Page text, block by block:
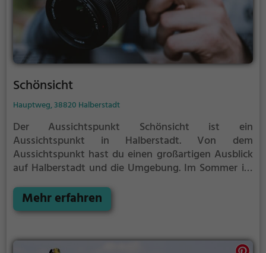
Schönsicht
Hauptweg, 38820 Halberstadt
Der Aussichtspunkt Schönsicht ist ein
Aussichtspunkt in Halberstadt. Von dem
Aussichtspunkt hast du einen großartigen Ausblick
auf Halberstadt und die Umgebung. Im Sommer ist
Ausflugsziel für Familienausflüge, Wanderungen
oder zum Picknicken und lockt an warmen und
Mehr erfahren